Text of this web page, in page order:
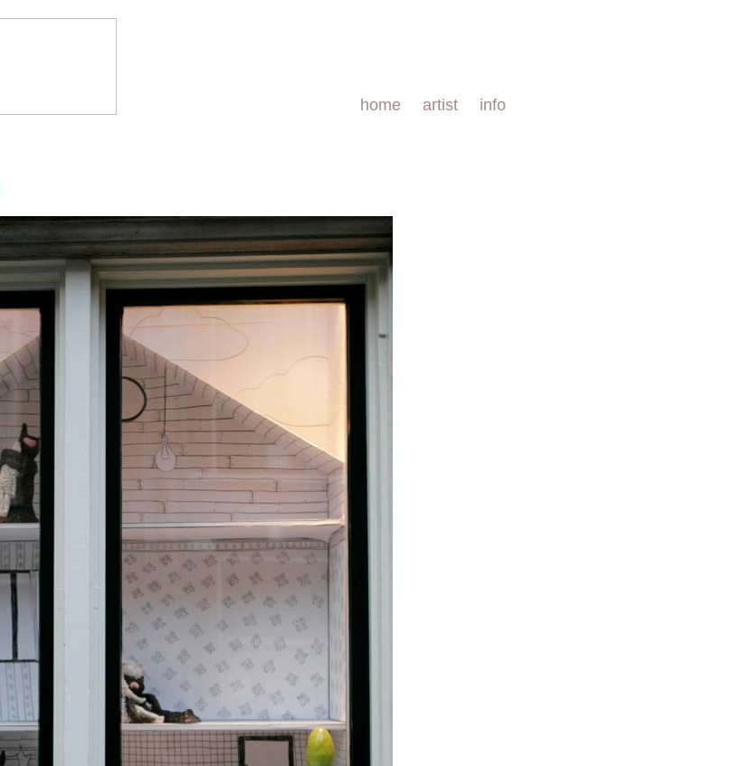
home artist info